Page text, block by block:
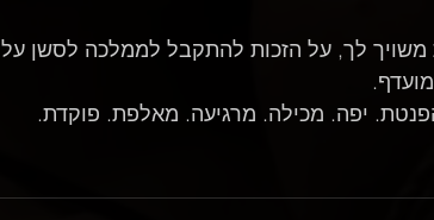
משויך לך, על הזכות להתקבל לממלכה לסשן על
יפה. מכילה. מרגיעה. מאלפת. פוקדת.